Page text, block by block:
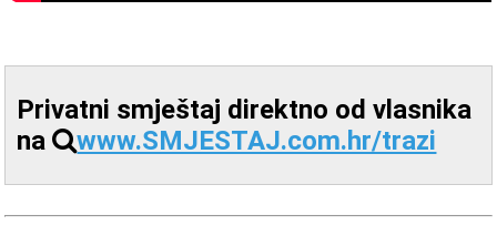
Privatni smještaj direktno od vlasnika
na
www.SMJESTAJ.com.hr/trazi